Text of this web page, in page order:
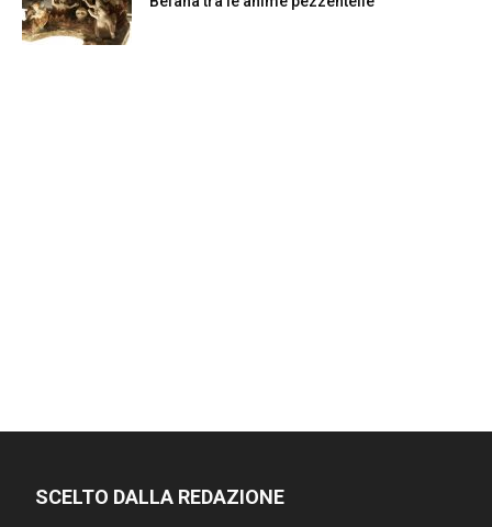
SCELTO DALLA REDAZIONE